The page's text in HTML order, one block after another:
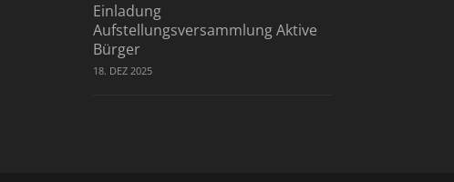
Einladung
Aufstellungsversammlung Aktive
Bürger
18. DEZ 2025